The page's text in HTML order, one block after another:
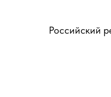
Российский